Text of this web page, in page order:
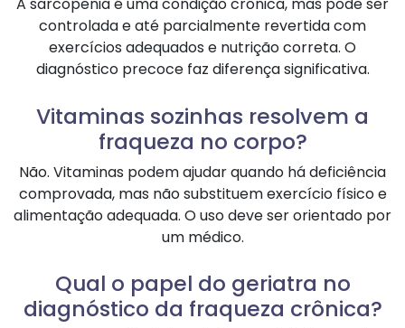
controlada e até parcialmente revertida com
exercícios adequados e nutrição correta. O
diagnóstico precoce faz diferença significativa.
Vitaminas sozinhas resolvem a
fraqueza no corpo?
Não. Vitaminas podem ajudar quando há deficiência
comprovada, mas não substituem exercício físico e
alimentação adequada. O uso deve ser orientado por
um médico.
Qual o papel do geriatra no
diagnóstico da fraqueza crônica?